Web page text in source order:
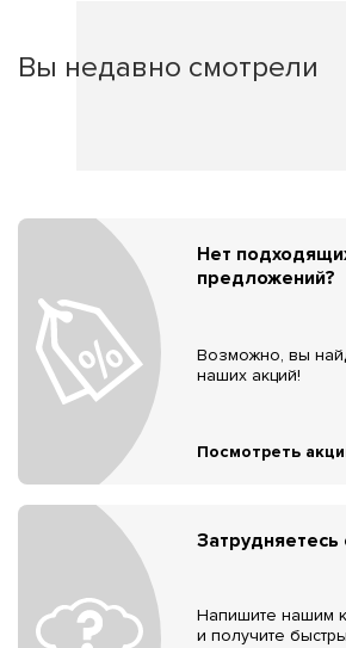
Вы недавно смотрели
Нет
предложений?
Возможно, вы
наших акций!
Посмотреть
Напишите нашим
и получите